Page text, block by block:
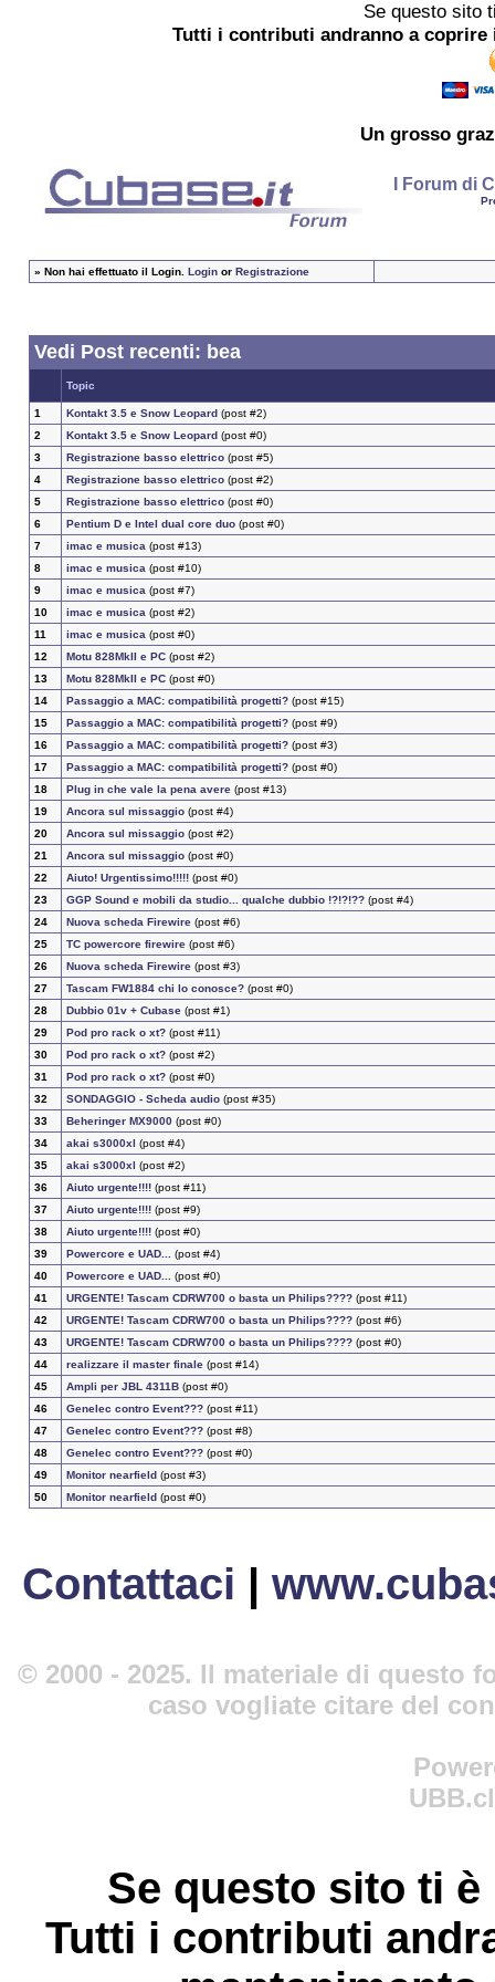
Se questo sito
Tutti i contributi andranno a
Un grosso
I Forum di
» Non hai effettuato il Login. Loginor Registrazione
Vedi Post recenti: bea
Topic
1 Kontakt 3.5 e Snow Leopard(post #2)
2
Kontakt 3.5 e Snow Leopard(post #0)
3
Registrazione basso elettrico(post #5)
4
Registrazione basso elettrico(post #2)
5
Registrazione basso elettrico(post #0)
6
Pentium D e Intel dual core duo(post #0)
7
imac e musica(post #13)
8
imac e musica(post #10)
9
imac e musica(post #7)
10
imac e musica(post #2)
11
imac e musica(post #0)
12
Motu 828MkII e PC(post #2)
13
Motu 828MkII e PC(post #0)
14
Passaggio a MAC: compatibilità progetti?(post #15)
15
Passaggio a MAC: compatibilità progetti?(post #9)
16
Passaggio a MAC: compatibilità progetti?(post #3)
17
Passaggio a MAC: compatibilità progetti?(post #0)
18
Plug in che vale la pena avere(post #13)
19
Ancora sul missaggio(post #4)
20
Ancora sul missaggio(post #2)
21
Ancora sul missaggio(post #0)
22
Aiuto! Urgentissimo!!!!!(post #0)
23
GGP Sound e mobili da studio... qualche dubbio !?!?!??(post #4)
24
Nuova scheda Firewire(post #6)
25
TC powercore firewire(post #6)
26
Nuova scheda Firewire(post #3)
27
Tascam FW1884 chi lo conosce?(post #0)
28
Dubbio 01v + Cubase(post #1)
29
Pod pro rack o xt?(post #11)
30
Pod pro rack o xt?(post #2)
31
Pod pro rack o xt?(post #0)
32
SONDAGGIO - Scheda audio(post #35)
33
Beheringer MX9000(post #0)
34
akai s3000xl (post #4)
35
akai s3000xl (post #2)
36
Aiuto urgente!!!!(post #11)
37
Aiuto urgente!!!!(post #9)
38
Aiuto urgente!!!!(post #0)
39
Powercore e UAD... (post #4)
40
Powercore e UAD... (post #0)
41
URGENTE! Tascam CDRW700 o basta un Philips????(post #11)
42
URGENTE! Tascam CDRW700 o basta un Philips????(post #6)
43
URGENTE! Tascam CDRW700 o basta un Philips????(post #0)
44
realizzare il master finale(post #14)
45
Ampli per JBL 4311B(post #0)
46
Genelec contro Event???(post #11)
47
Genelec contro Event???(post #8)
48
Genelec contro Event???(post #0)
49
Monitor nearfield(post #3)
50
Monitor nearfield(post #0)
Contattaci |
© 2000 - 2025. Il materiale di questo
caso vogliate citare del
Se questo sito ti
Tutti i contributi